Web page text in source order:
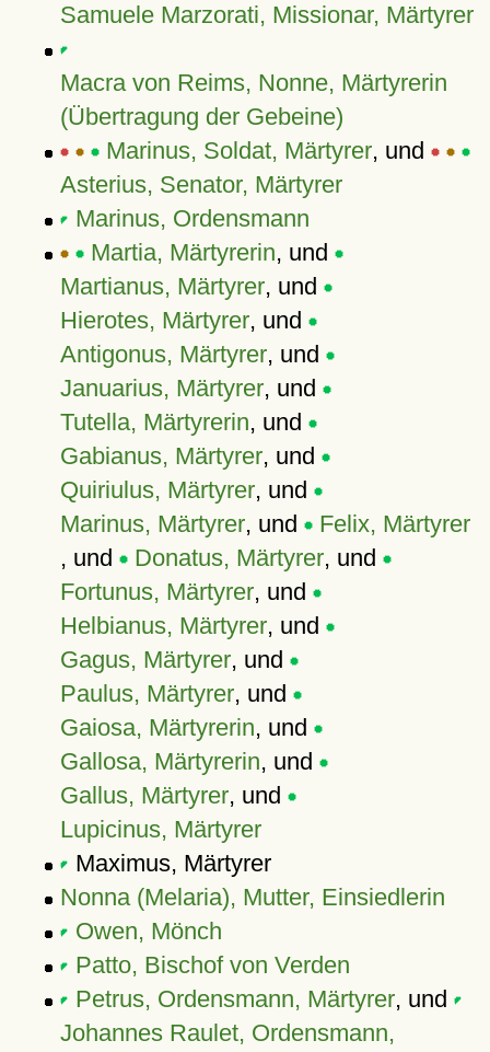
Samuele Marzorati, Missionar, Märtyrer
Macra von Reims, Nonne, Märtyrerin
(Übertragung der Gebeine)
Marinus, Soldat, Märtyrer, und
Asterius, Senator, Märtyrer
Marinus, Ordensmann
Martia, Märtyrerin, und
Martianus, Märtyrer, und
Hierotes, Märtyrer, und
Antigonus, Märtyrer, und
Januarius, Märtyrer, und
Tutella, Märtyrerin, und
Gabianus, Märtyrer, und
Quiriulus, Märtyrer, und
Marinus, Märtyrer, und
Felix, Märtyrer
, und
Donatus, Märtyrer, und
Fortunus, Märtyrer, und
Helbianus, Märtyrer, und
Gagus, Märtyrer, und
Paulus, Märtyrer, und
Gaiosa, Märtyrerin, und
Gallosa, Märtyrerin, und
Gallus, Märtyrer, und
Lupicinus, Märtyrer
Maximus, Märtyrer
Nonna (Melaria), Mutter, Einsiedlerin
Owen, Mönch
Patto, Bischof von Verden
Petrus, Ordensmann, Märtyrer, und
Johannes Raulet, Ordensmann,